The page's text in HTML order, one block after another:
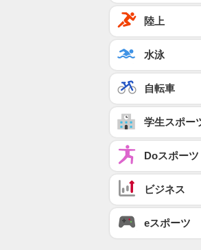
陸上
水泳
自転車
学生スポー
Doスポーツ
ビジネス
eスポーツ